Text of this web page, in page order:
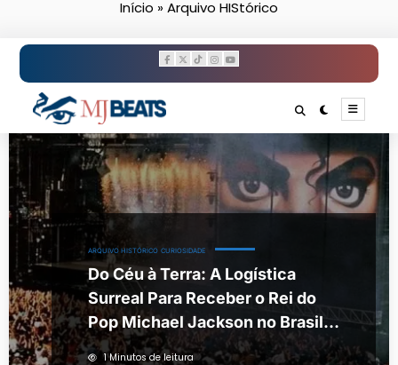
Início »Arquivo HIStórico
ARQUIVO HISTÓRICO CURIOSIDADE
Do Céu à Terra: A Logística
Surreal Para Receber o Rei do
Pop Michael Jackson no Brasil
(1993)
1 Minutos de leitura